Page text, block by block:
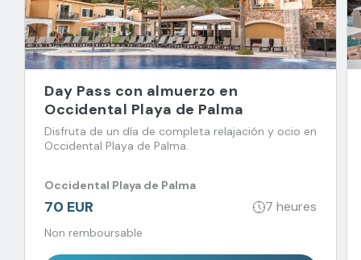
Day Pass con almuerzo en
Occidental Playa de Palma
Disfruta de un día de completa relajación y ocio en
Occidental Playa de Palma.
Occidental Playa de Palma
70 EUR 7 heures
Non remboursable